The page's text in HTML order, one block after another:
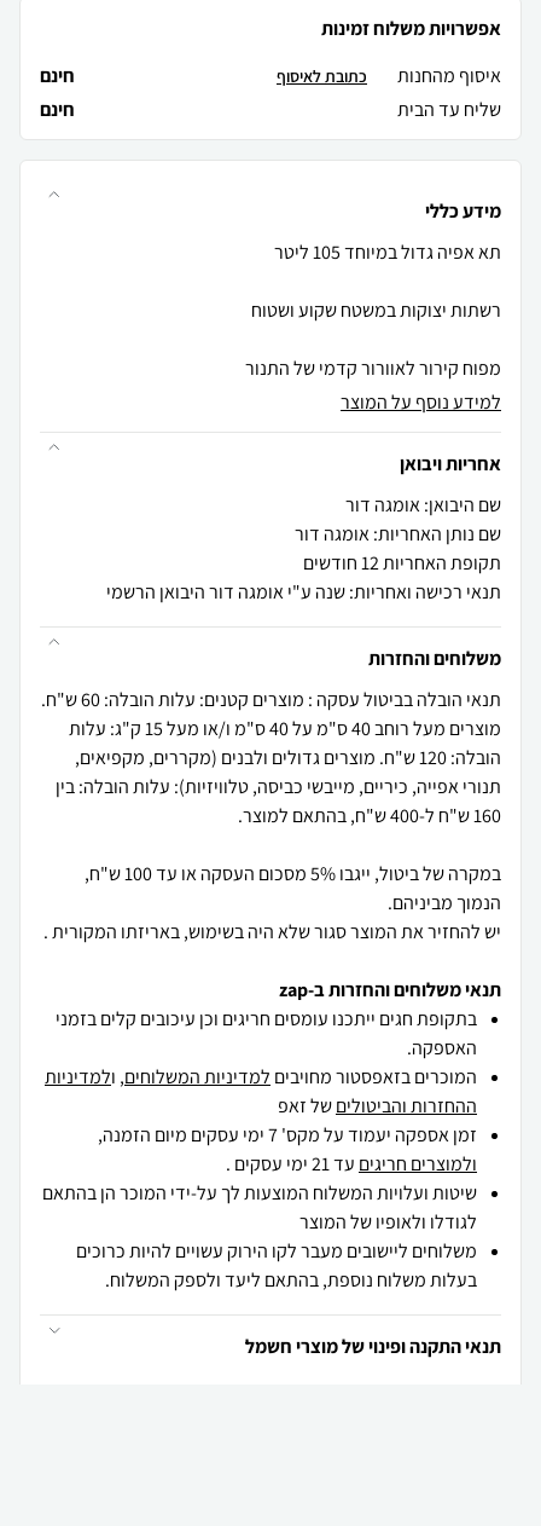
אפשרויות משלוח זמינות
איסוף מהחנות
חינם כתובת לאיסוף
שליח עד הבית חינם
מידע כללי
מפוח קירור לאוורור קדמי של התנור
למידע נוסף על המוצר
אחריות ויבואן
שם היבואן: אומגה דור
שם נותן האחריות: אומגה דור
תקופת האחריות 12 חודשים
תנאי רכישה ואחריות: שנה ע"י אומגה דור היבואן הרשמי
משלוחים והחזרות
תנאי הובלה בביטול עסקה : מוצרים קטנים: עלות הובלה: 60 ש"ח.
מוצרים מעל רוחב 40 ס"מ על 40 ס"מ ו/או מעל 15 ק"ג: עלות
הובלה: 120 ש"ח. מוצרים גדולים ולבנים (מקררים, מקפיאים,
תנורי אפייה, כיריים, מייבשי כביסה, טלוויזיות): עלות הובלה: בין
במקרה של ביטול, ייגבו 5% מסכום העסקה או עד 100 ש"ח,
יש להחזיר את המוצר סגור שלא היה בשימוש, באריזתו המקורית .
תנאי משלוחים והחזרות ב-zap
בתקופת חגים ייתכנו עומסים חריגים וכן עיכובים קלים בזמני
האספקה.
המוכרים בזאפסטור מחויבים למדיניות המשלוחים, ולמדיניות
ההחזרות והביטוליםשל זאפ
זמן אספקה יעמוד על מקס' 7 ימי עסקים מיום הזמנה,
ולמוצרים חריגים עד 21 ימי עסקים .
שיטות ועלויות המשלוח המוצעות לך על-ידי המוכר הן בהתאם
לגודלו ולאופיו של המוצר
משלוחים ליישובים מעבר לקו הירוק עשויים להיות כרוכים
בעלות משלוח נוספת, בהתאם ליעד ולספק המשלוח.
תנאי התקנה ופינוי של מוצרי חשמל